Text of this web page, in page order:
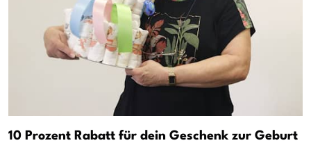
10 Prozent Rabatt für dein Geschenk zur Geburt